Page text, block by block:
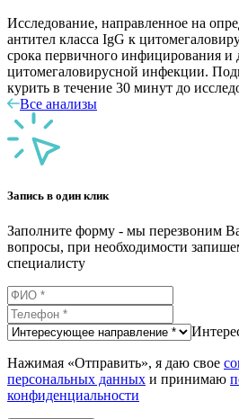
Исследование, направленное на
антител класса IgG к
срока первичного инфицирования и
цитомегаловирусной инфекции.
курить в течение 30 минут до
Все анализы
Запись в один клик
Заполните форму - мы перезвоним
вопросы, при необходимости
специалисту
Нажимая «Отправить», я даю свое
персональных данных и принимаю
конфиденциальности